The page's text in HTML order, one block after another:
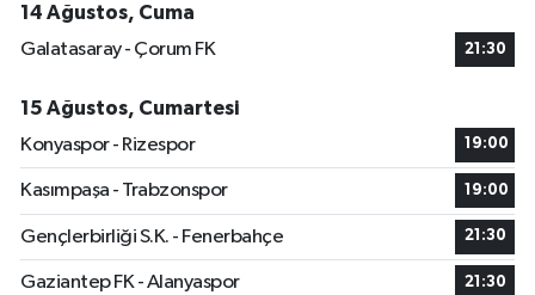
14 Ağustos, Cuma
Galatasaray - Çorum FK
21:30
15 Ağustos, Cumartesi
Konyaspor - Rizespor
19:00
Kasımpaşa - Trabzonspor 19:00
Gençlerbirliği S.K. - Fenerbahçe 21:30
Gaziantep FK - Alanyaspor 21:30